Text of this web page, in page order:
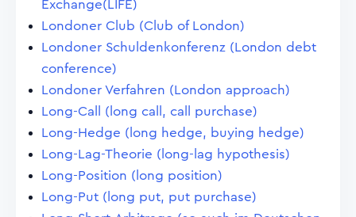
Exchange(LIFE)
Londoner Club (Club of London)
Londoner Schuldenkonferenz (London debt
conference)
Londoner Verfahren (London approach)
Long-Call (long call, call purchase)
Long-Hedge (long hedge, buying hedge)
Long-Lag-Theorie (long-lag hypothesis)
Long-Position (long position)
Long-Put (long put, put purchase)